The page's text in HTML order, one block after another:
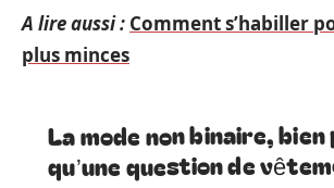
A lire aussi : Comment s’habiller
plus minces
La mode non binaire, bien
qu’une question de